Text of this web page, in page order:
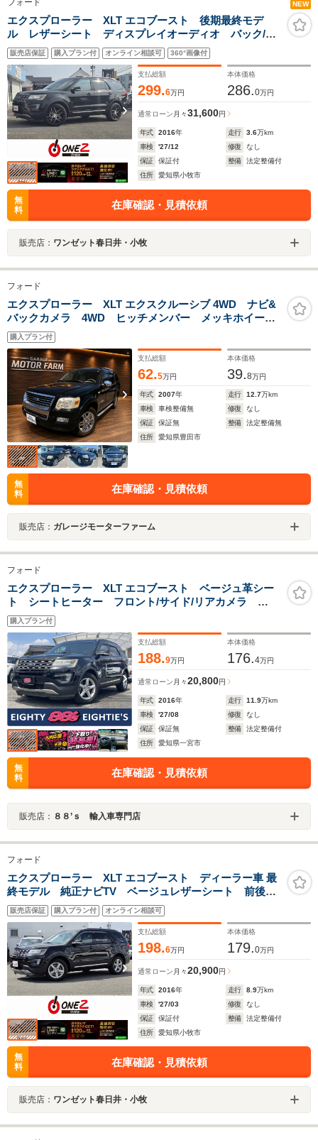
フォード NEW
エクスプローラー XLT エコブースト 後期最終モデ
ル レザーシート ディスプレイオーディオ バック/サ
イドカメラ クルーズコントロール パドルシフト
シートヒーター パワーシート 3列シート 7人乗
り 車検9年12月
販売店保証 購入プラン付 オンライン相談可 360°画像付
支払総額
299.6万円
本体価格
286.0万円
通常ローン 月々31,600円
年式 2016年 走行 3.6万km
車検
'27/12 修復
なし
保証
保証付 整備
法定整備付
住所
愛知県小牧市
無
料
在庫確認・見積依頼
販売店： ワンゼット春日井・小牧
フォード
エクスプローラー XLT エクスクルーシブ 4WD ナビ&
バックカメラ 4WD ヒッチメンバー メッキホイール
キャップ 全国対応
購入プラン付
支払総額
62.5万円
本体価格
39.8万円
年式 2007年 走行 12.7万km
車検
車検整備無 修復
なし
保証
保証無 整備
法定整備無
住所
愛知県豊田市
無
料
在庫確認・見積依頼
販売店： ガレージモーターファーム
フォード
エクスプローラー XLT エコブースト ベージュ革シー
ト シートヒーター フロント/サイド/リアカメラ
Bluetooth ETC スマートキープッシュスタート LED
ヘッド 純正18インチホイール 革巻きステアリング
クルーズコントロール
購入プラン付
支払総額
188.9万円
本体価格
176.4万円
通常ローン 月々20,800円
年式 2016年 走行 11.9万km
車検
'27/08 修復
なし
保証
保証無 整備
法定整備付
住所
愛知県一宮市
無
料
在庫確認・見積依頼
販売店： ８８’ｓ 輸入車専門店
フォード
エクスプローラー XLT エコブースト ディーラー車 最
終モデル 純正ナビTV ベージュレザーシート 前後ド
ライブレコーダー クルーズコントロール パワーシー
ト 障害物センサー ETC 7人乗り
販売店保証 購入プラン付 オンライン相談可
支払総額
198.6万円
本体価格
179.0万円
通常ローン 月々20,900円
年式 2016年 走行 8.9万km
車検
'27/03 修復
なし
保証
保証付 整備
法定整備付
住所
愛知県小牧市
無
料
在庫確認・見積依頼
販売店： ワンゼット春日井・小牧